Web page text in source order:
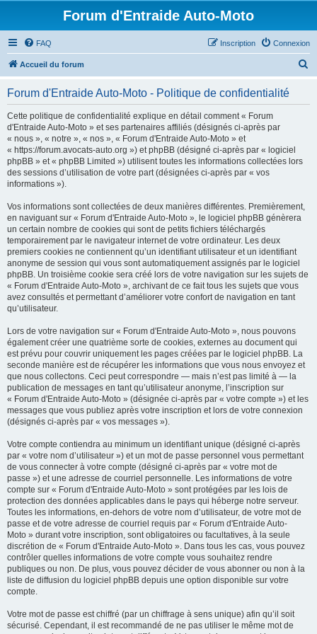
Forum d'Entraide Auto-Moto
FAQ Connexion
Inscription
Accueil du forum
Forum d'Entraide Auto-Moto - Politique de confidentialité
Cette politique de confidentialité explique en détail comment « Forum
d'Entraide Auto-Moto » et ses partenaires affiliés (désignés ci-après par
« nous », « notre », « nos », « Forum d'Entraide Auto-Moto » et
« https://forum.avocats-auto.org ») et phpBB (désigné ci-après par « logiciel
phpBB » et « phpBB Limited ») utilisent toutes les informations collectées lors
des sessions d’utilisation de votre part (désignées ci-après par « vos
informations »).
Vos informations sont collectées de deux manières différentes. Premièrement,
en naviguant sur « Forum d'Entraide Auto-Moto », le logiciel phpBB génèrera
un certain nombre de cookies qui sont de petits fichiers téléchargés
temporairement par le navigateur internet de votre ordinateur. Les deux
premiers cookies ne contiennent qu’un identifiant utilisateur et un identifiant
anonyme de session qui vous sont automatiquement assignés par le logiciel
phpBB. Un troisième cookie sera créé lors de votre navigation sur les sujets de
« Forum d'Entraide Auto-Moto », archivant de ce fait tous les sujets que vous
avez consultés et permettant d’améliorer votre confort de navigation en tant
qu’utilisateur.
Lors de votre navigation sur « Forum d'Entraide Auto-Moto », nous pouvons
également créer une quatrième sorte de cookies, externes au document qui
est prévu pour couvrir uniquement les pages créées par le logiciel phpBB. La
seconde manière est de récupérer les informations que vous nous envoyez et
que nous collectons. Ceci peut correspondre — mais n’est pas limité à — la
publication de messages en tant qu’utilisateur anonyme, l’inscription sur
« Forum d'Entraide Auto-Moto » (désignée ci-après par « votre compte ») et les
messages que vous publiez après votre inscription et lors de votre connexion
(désignés ci-après par « vos messages »).
Votre compte contiendra au minimum un identifiant unique (désigné ci-après
par « votre nom d’utilisateur ») et un mot de passe personnel vous permettant
de vous connecter à votre compte (désigné ci-après par « votre mot de
passe ») et une adresse de courriel personnelle. Les informations de votre
compte sur « Forum d'Entraide Auto-Moto » sont protégées par les lois de
protection des données applicables dans le pays qui héberge notre serveur.
Toutes les informations, en-dehors de votre nom d’utilisateur, de votre mot de
passe et de votre adresse de courriel requis par « Forum d'Entraide Auto-
Moto » durant votre inscription, sont obligatoires ou facultatives, à la seule
discrétion de « Forum d'Entraide Auto-Moto ». Dans tous les cas, vous pouvez
contrôler quelles informations de votre compte vous souhaitez rendre
publiques ou non. De plus, vous pouvez décider de vous abonner ou non à la
liste de diffusion du logiciel phpBB depuis une option disponible sur votre
compte.
Votre mot de passe est chiffré (par un chiffrage à sens unique) afin qu’il soit
sécurisé. Cependant, il est recommandé de ne pas utiliser le même mot de